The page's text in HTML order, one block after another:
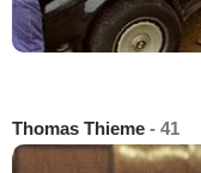
Thomas Thieme - 41